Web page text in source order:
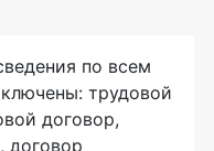
по всем
трудовой
договор,
договор